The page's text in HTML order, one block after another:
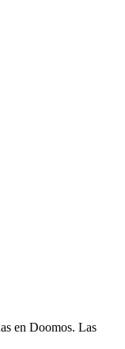
en Doomos. Las